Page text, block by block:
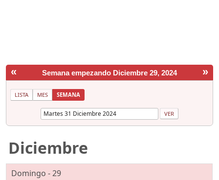
« »
Semana empezando Diciembre 29, 2024
LISTA MES SEMANA
Diciembre
Domingo - 29